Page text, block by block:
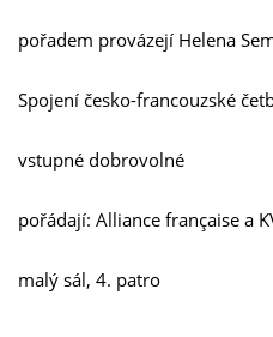
pořadem provázejí Helena
Spojení česko-francouzské
vstupné dobrovolné
pořádají: Alliance française a
malý sál, 4. patro